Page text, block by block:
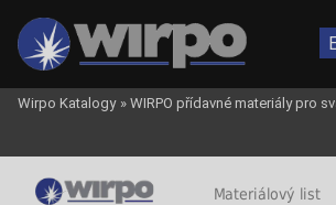
Materiálový list
Wirpo Katalogy » WIRPO přídavné materiály pro